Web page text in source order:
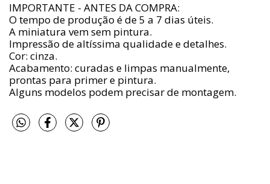
IMPORTANTE - ANTES DA COMPRA:
O tempo de produção é de 5 a 7 dias úteis.
A miniatura vem sem pintura.
Impressão de altíssima qualidade e detalhes.
Cor: cinza.
Acabamento: curadas e limpas manualmente,
prontas para primer e pintura.
Alguns modelos podem precisar de montagem.